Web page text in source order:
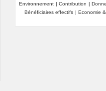
Environnement | Contribution |
Bénéficiaires effectifs | Economie